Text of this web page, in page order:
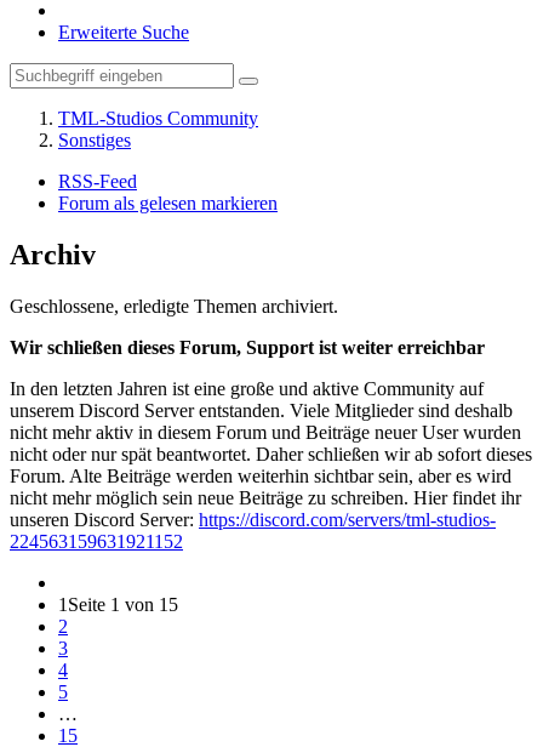
Erweiterte Suche
TML-Studios Community
Sonstiges
RSS-Feed
Forum als gelesen markieren
Archiv
Geschlossene, erledigte Themen archiviert.
Wir schließen dieses Forum, Support ist weiter erreichbar
In den letzten Jahren ist eine große und aktive Community auf
unserem Discord Server entstanden. Viele Mitglieder sind deshalb
nicht mehr aktiv in diesem Forum und Beiträge neuer User wurden
nicht oder nur spät beantwortet. Daher schließen wir ab sofort dieses
Forum. Alte Beiträge werden weiterhin sichtbar sein, aber es wird
nicht mehr möglich sein neue Beiträge zu schreiben. Hier findet ihr
unseren Discord Server: https://discord.com/servers/tml-studios-
224563159631921152
1 Seite 1 von 15
2
3
4
5
…
15